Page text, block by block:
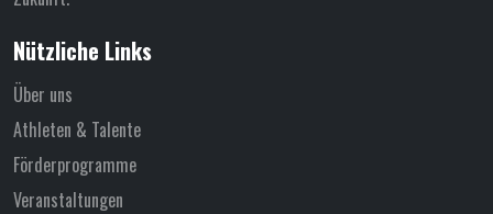
Nützliche Links
Über uns
Athleten & Talente
Förderprogramme
Veranstaltungen